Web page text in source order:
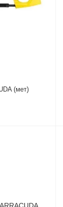
(мет)